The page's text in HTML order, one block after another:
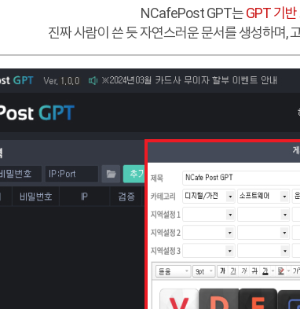
NCafePost GPT는GPT 기반
진짜 사람이 쓴 듯 자연스러운 문서를 생성하며,